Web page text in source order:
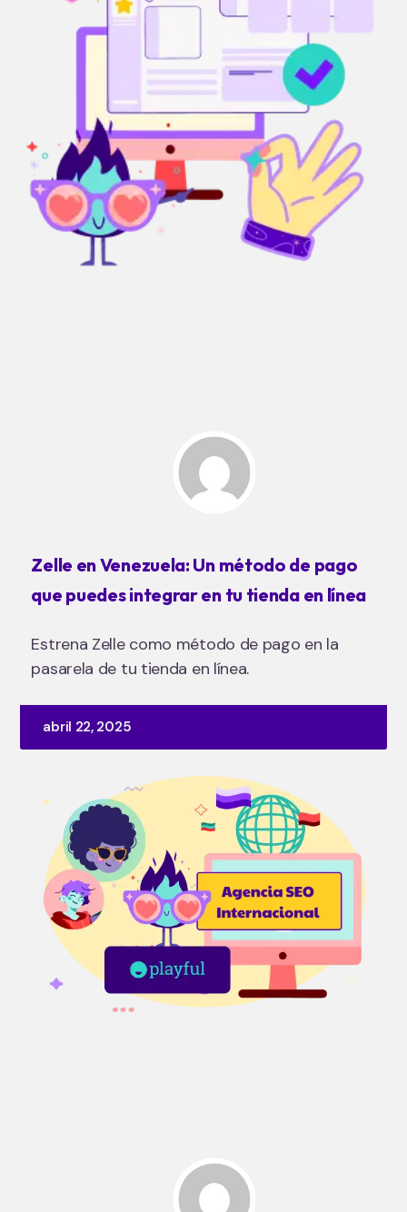
Zelle en Venezuela: Un método de pago
que puedes integrar en tu tienda en línea
Estrena Zelle como método de pago en la
pasarela de tu tienda en línea.
abril 22, 2025